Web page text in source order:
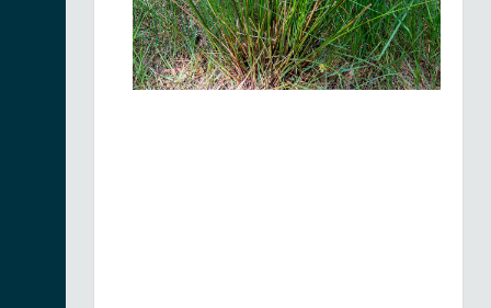
Anemonastrum
narcissiflorum
18/06/2026